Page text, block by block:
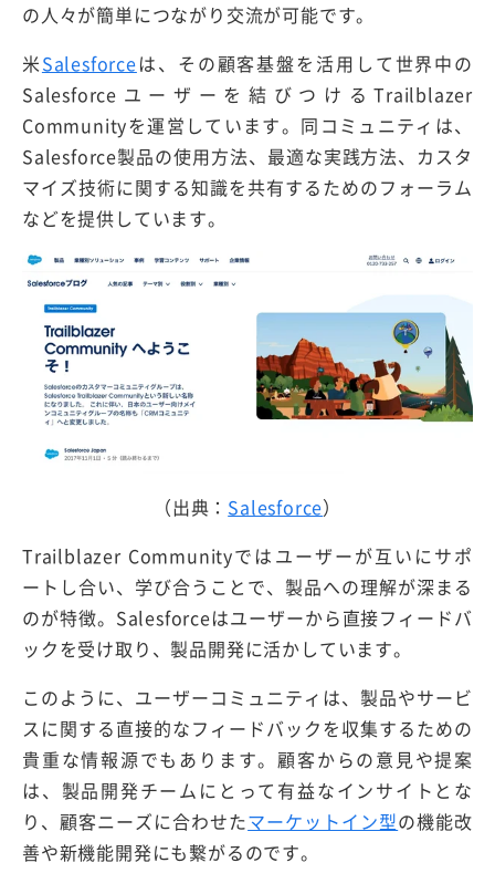
の人々が簡単につながり交流が可能です。
米Salesforceは、その顧客基盤を活用して世界中の
Salesforceユーザーを結びつけるTrailblazer
Communityを運営しています。同コミュニティは、
Salesforce製品の使用方法、最適な実践方法、カスタ
マイズ技術に関する知識を共有するためのフォーラム
などを提供しています。
（出典： Salesforce）
Trailblazer Communityではユーザーが互いにサポ
ートし合い、学び合うことで、製品への理解が深まる
のが特徴。Salesforceはユーザーから直接フィードバ
ックを受け取り、製品開発に活かしています。
このように、ユーザーコミュニティは、製品やサービ
スに関する直接的なフィードバックを収集するための
貴重な情報源でもあります。顧客からの意見や提案
は、製品開発チームにとって有益なインサイトとな
り、顧客ニーズに合わせたマーケットイン型の機能改
善や新機能開発にも繋がるのです。